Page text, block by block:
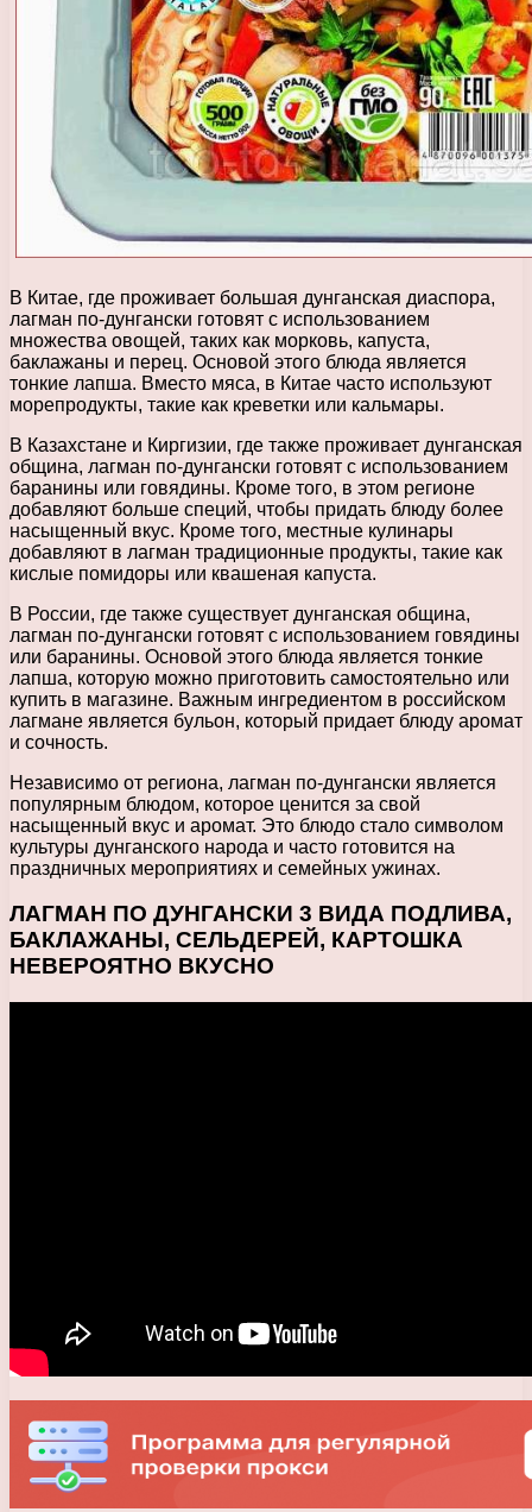
В Китае, где проживает большая дунганская диаспора,
лагман по-дунгански готовят с использованием
множества овощей, таких как морковь, капуста,
баклажаны и перец. Основой этого блюда является
тонкие лапша. Вместо мяса, в Китае часто используют
морепродукты, такие как креветки или кальмары.
В Казахстане и Киргизии, где также проживает дунганская
община, лагман по-дунгански готовят с использованием
баранины или говядины. Кроме того, в этом регионе
добавляют больше специй, чтобы придать блюду более
насыщенный вкус. Кроме того, местные кулинары
добавляют в лагман традиционные продукты, такие как
кислые помидоры или квашеная капуста.
В России, где также существует дунганская община,
лагман по-дунгански готовят с использованием говядины
или баранины. Основой этого блюда является тонкие
лапша, которую можно приготовить самостоятельно или
купить в магазине. Важным ингредиентом в российском
лагмане является бульон, который придает блюду аромат
и сочность.
Независимо от региона, лагман по-дунгански является
популярным блюдом, которое ценится за свой
насыщенный вкус и аромат. Это блюдо стало символом
культуры дунганского народа и часто готовится на
праздничных мероприятиях и семейных ужинах.
ЛАГМАН ПО ДУНГАНСКИ 3 ВИДА ПОДЛИВА,
БАКЛАЖАНЫ, СЕЛЬДЕРЕЙ, КАРТОШКА
НЕВЕРОЯТНО ВКУСНО